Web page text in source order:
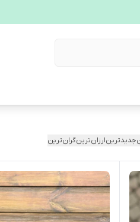
جدیدترینارزان‌ترینگران‌ترین